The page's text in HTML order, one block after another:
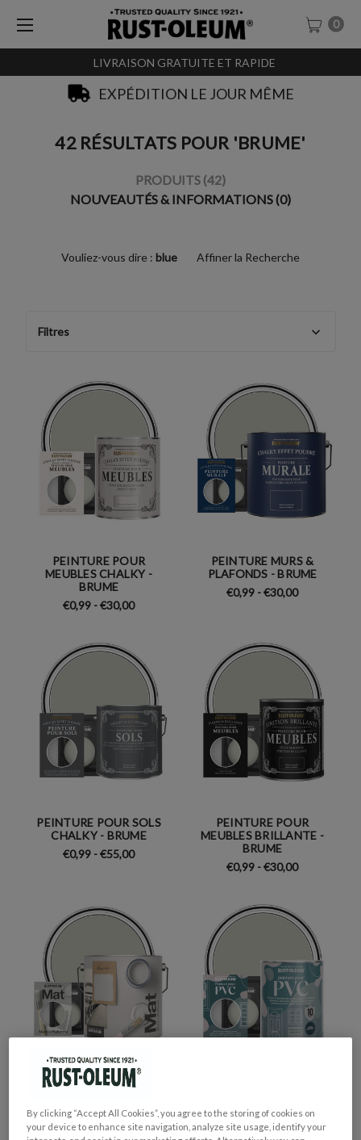
LIVRAISON GRATUITE ET RAPIDE
0
EXPÉDITION LE JOUR MÊME
42 RÉSULTATS POUR 'BRUME'
PRODUITS (42)
NOUVEAUTÉS & INFORMATIONS (0)
Vouliez-vous dire : blue Affiner la Recherche
Filtres
PEINTURE POUR
MEUBLES CHALKY -
BRUME
€0,99 - €30,00
PEINTURE MURS &
PLAFONDS - BRUME
€0,99 - €30,00
PEINTURE POUR SOLS
CHALKY - BRUME
€0,99 - €55,00
PEINTURE POUR
MEUBLES BRILLANTE -
BRUME
€0,99 - €30,00
PEINTURE MURALE
€0,99 - €45,00
BRUME
€0,99 - €35,00
By clicking “Accept All Cookies”, you agree to the storing of cookies on
your device to enhance site navigation, analyze site usage, identify your